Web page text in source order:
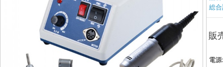
総
販
電源: